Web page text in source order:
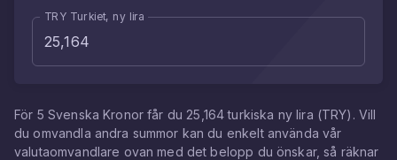
TRY Turkiet, ny lira
För 5 Svenska Kronor får du 25,164 turkiska ny lira (TRY). Vill
du omvandla andra summor kan du enkelt använda vår
valutaomvandlare ovan med det belopp du önskar, så räknar